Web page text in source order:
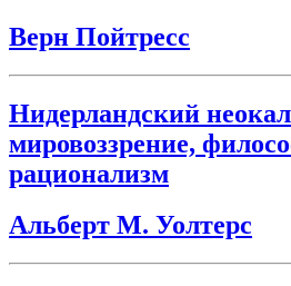
Верн Пойтресс
Нидерландский
мировоззрение,
рационализм
Альберт М. Уолтерс